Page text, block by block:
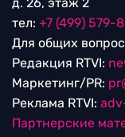
тел: +7 (499) 579-
Для общих
Редакция RTVI:
Маркетинг/PR:
Реклама RTVI:
Партнерские